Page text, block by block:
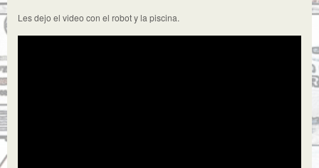
Les dejo el video con el robot y la piscina.